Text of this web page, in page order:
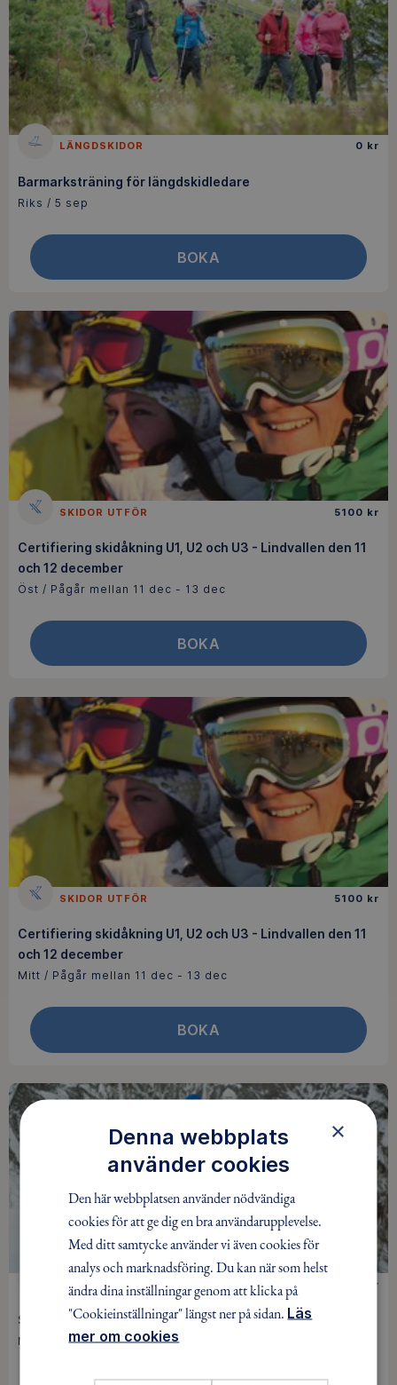
LÄNGDSKIDOR 0 kr
Barmarksträning för längdskidledare
Riks / 5 sep
BOKA
SKIDOR UTFÖR 5100 kr
Certifiering skidåkning U1, U2 och U3 - Lindvallen den 11
och 12 december
Öst / Pågår mellan 11 dec - 13 dec
BOKA
SKIDOR UTFÖR 5100 kr
Certifiering skidåkning U1, U2 och U3 - Lindvallen den 11
och 12 december
Mitt / Pågår mellan 11 dec - 13 dec
BOKA
LÄNGDSKIDOR 0 kr
Skidresor till Orsa Grönklitt 2027 - save the date
Mälaröarna / Pågår mellan 21 jan 2027 - 28 jan 2027
×
Denna webbplats
använder cookies
Den här webbplatsen använder nödvändiga
cookies för att ge dig en bra användarupplevelse.
Med ditt samtycke använder vi även cookies för
analys och marknadsföring. Du kan när som helst
ändra dina inställningar genom att klicka på
"Cookieinställningar" längst ner på sidan. Läs
mer om cookies